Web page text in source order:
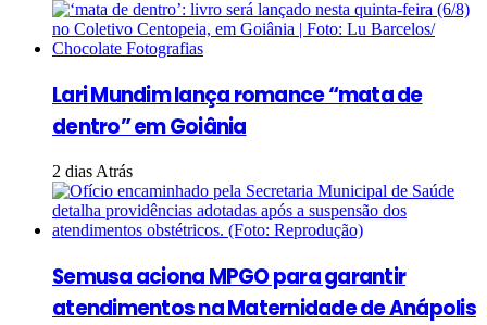
Lari Mundim lança romance “mata de
dentro” em Goiânia
2 dias Atrás
Semusa aciona MPGO para garantir
atendimentos na Maternidade de Anápolis